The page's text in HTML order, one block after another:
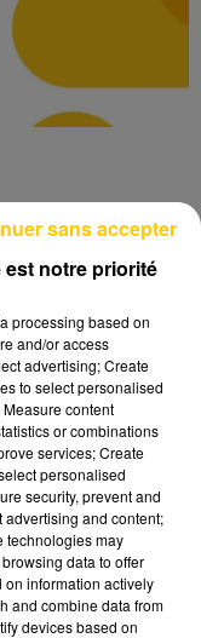
06/12/25
partons à la
d'un
produits
de
est notre priorité
processing based on
and/or access
advertising; Create
to select personalised
content
or combinations
services; Create
personalised
security, prevent and
advertising and content;
technologies may
data to offer
information actively
and combine data from
devices based on
sans accepter